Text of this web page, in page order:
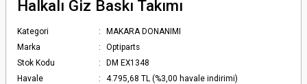
Halkalı Giz Baskı Takımı
Kategori
MAKARA DONANIMI
Marka
Optiparts
Stok Kodu
DM EX1348
Havale
4.795,68 TL (%3,00 havale indirimi)